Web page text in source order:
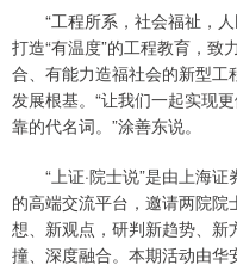
“工程所系，社会福祉，人
打造“有温度”的工程教育，致
合、有能力造福社会的新型
发展根基。“让我们一起实现
靠的代名词。”涂善东说。
“上证·院士说”是由上海证
的高端交流平台，邀请两院
想、新观点，研判新趋势、
撞、深度融合。本期活动由华